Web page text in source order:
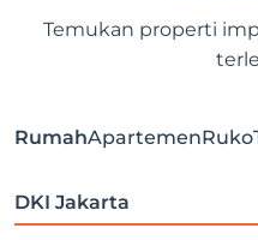
Temukan properti
RumahApartemenRuko
DKI Jakarta